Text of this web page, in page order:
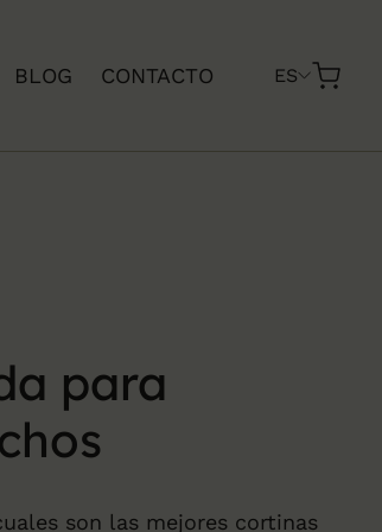
BLOG CONTACTO ES
para
son las mejores cortinas